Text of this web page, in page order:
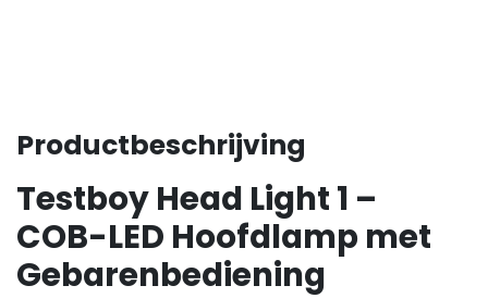
Productbeschrijving
Testboy Head Light 1 –
COB-LED Hoofdlamp met
Gebarenbediening